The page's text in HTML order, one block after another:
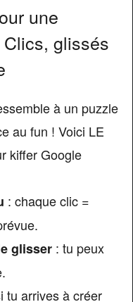
une
glissés
à un puzzle
au fun ! Voici LE
kiffer Google
: chaque clic =
glisser: tu peux
tu arrives à créer